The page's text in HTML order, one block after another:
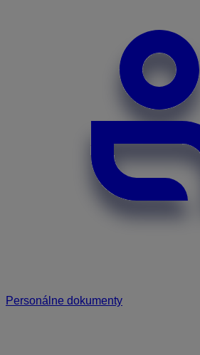
Personálne dokumenty